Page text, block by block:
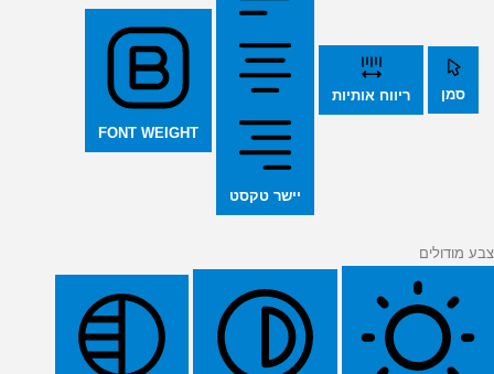
סמן ריווח אותיות
יישר טקסט
FONT WEIGHT
צבע מודולים